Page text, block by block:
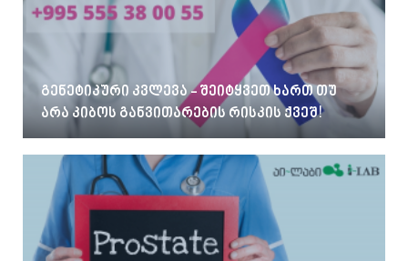
გენეტიკური კვლევა - შეიტყვეთ ხართ თუ
არა კიბოს განვითარების რისკის ქვეშ!